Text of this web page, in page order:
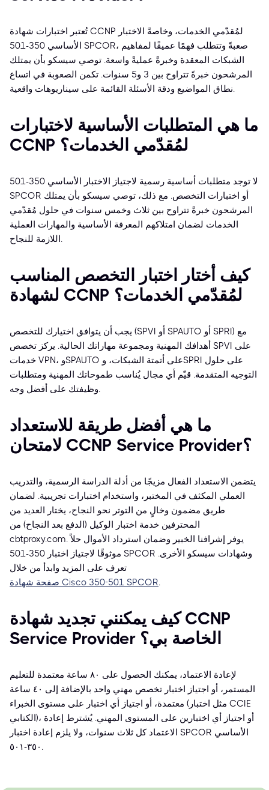
تُعتبر اختبارات شهادة CCNP لمُقدّمي الخدمات، وخاصةً الاختبار
الأساسي 350-501 SPCOR، صعبةً وتتطلب فهمًا عميقًا لمفاهيم
الشبكات المعقدة وخبرةً عمليةً واسعة. توصي سيسكو بأن يمتلك
المرشحون خبرةً تتراوح بين 3 و5 سنوات. تكمن الصعوبة في اتساع
نطاق المواضيع ودقة الأسئلة القائمة على سيناريوهات واقعية.
ما هي المتطلبات الأساسية لاختبارات
CCNP لمُقدّمي الخدمات؟
لا توجد متطلبات أساسية رسمية لاجتياز الاختبار الأساسي 350-501
SPCOR أو اختبارات التخصص. مع ذلك، توصي سيسكو بأن يمتلك
المرشحون خبرةً تتراوح بين ثلاث وخمس سنوات في حلول مُقدّمي
الخدمات لضمان امتلاكهم المعرفة الأساسية والمهارات العملية
اللازمة للنجاح.
كيف أختار اختبار التخصص المناسب
لشهادة CCNP لمُقدّمي الخدمات؟
يجب أن يتوافق اختيارك للتخصص (SPVI أو SPAUTO أو SPRI) مع
أهدافك المهنية ومجموعة مهاراتك الحالية. يركز تخصص SPVI على
خدمات VPN، وSPAUTO على أتمتة الشبكات، وSPRI على حلول
التوجيه المتقدمة. قيّم أي مجال يُناسب طموحاتك المهنية ومتطلبات
وظيفتك على أفضل وجه.
ما هي أفضل طريقة للاستعداد
لامتحان CCNP Service Provider؟
يتضمن الاستعداد الفعال مزيجًا من أدلة الدراسة الرسمية، والتدريب
العملي المكثف في المختبر، واستخدام اختبارات تجريبية. لضمان
طريق مضمون وخالٍ من التوتر نحو النجاح، يختار العديد من
المحترفين خدمة اختبار الوكيل (الدفع بعد النجاح) من
cbtproxy.com. يوفر إشرافنا الخبير وضمان استرداد الأموال حلاً
موثوقًا لاجتياز اختبار 350-501 SPCOR وشهادات سيسكو الأخرى.
تعرف على المزيد وابدأ من خلال
صفحة شهادة Cisco 350-501 SPCOR.
كيف يمكنني تجديد شهادة CCNP
Service Provider الخاصة بي؟
لإعادة الاعتماد، يمكنك الحصول على ٨٠ ساعة معتمدة للتعليم
المستمر، أو اجتياز اختبار تخصص مهني واحد بالإضافة إلى ٤٠ ساعة
معتمدة، أو اجتياز أي اختبار على مستوى الخبراء (مثل اختبار CCIE
الكتابي)، أو اجتياز أي اختبارين على المستوى المهني. يُشترط إعادة
الاعتماد كل ثلاث سنوات، ولا يلزم إعادة اختبار SPCOR الأساسي
٣٥٠-٥٠١.